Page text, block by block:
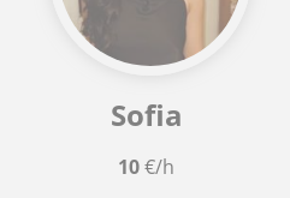
Sofia
10€/h